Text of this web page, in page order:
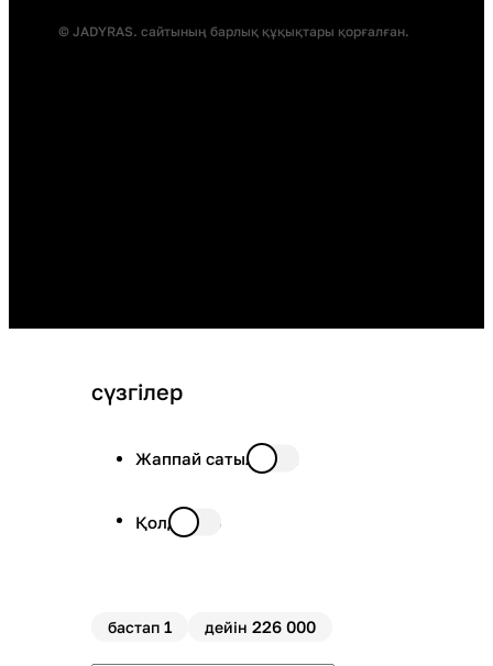
© JADYRAS. сайтының барлық құқықтары қорғалған.
сүзгілер
Жаппай сатылымда
Қолда бар
бастап 1 дейін 226 000